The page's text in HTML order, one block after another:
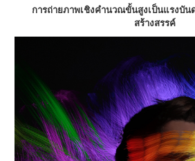
การถ่ายภาพเชิงคำนวณขั้นสูงเป็นแรงบัน
สร้างสรรค์